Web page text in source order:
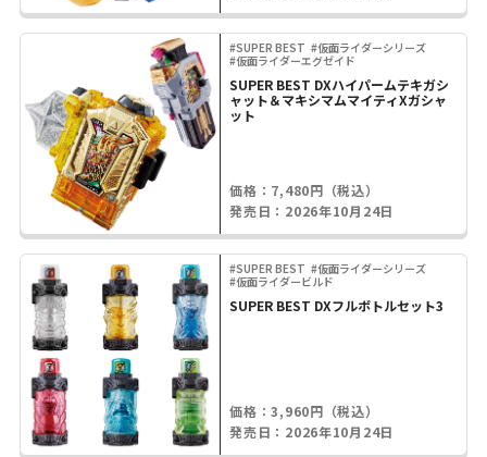
#SUPER BEST #仮面ライダーシリーズ
#仮面ライダーエグゼイド
SUPER BEST DXハイパームテキガシ
ャット＆マキシマムマイティXガシャ
ット
価格：7,480円（税込）
発売日：2026年10月24日
#SUPER BEST #仮面ライダーシリーズ
#仮面ライダービルド
SUPER BEST DXフルボトルセット3
価格：3,960円（税込）
発売日：2026年10月24日